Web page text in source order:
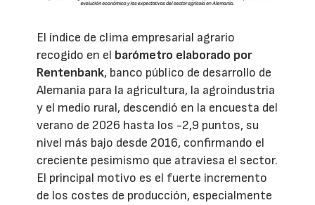
El índice de clima empresarial agrario
recogido en el barómetro elaborado por
Rentenbank, banco público de desarrollo de
Alemania para la agricultura, la agroindustria
y el medio rural, descendió en la encuesta del
verano de 2026 hasta los -2,9 puntos, su
nivel más bajo desde 2016, confirmando el
creciente pesimismo que atraviesa el sector.
El principal motivo es el fuerte incremento
de los costes de producción, especialmente